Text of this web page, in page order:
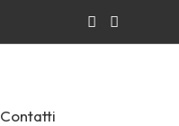
Contatti